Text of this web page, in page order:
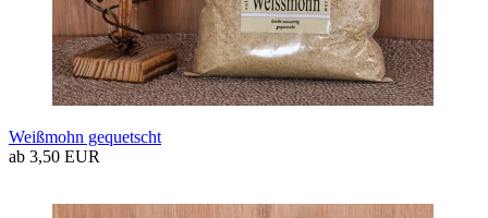
Weißmohn gequetscht
ab 3,50 EUR